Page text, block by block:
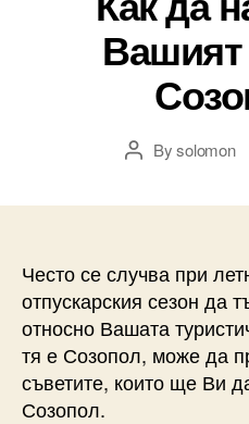
Вашият
PostBysolomon
Често се случва при
отпускарския сезон да
относно Вашата
тя е Созопол, може да
съветите, които ще Ви
Созопол.